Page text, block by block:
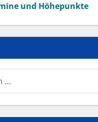
und Höhepunkte